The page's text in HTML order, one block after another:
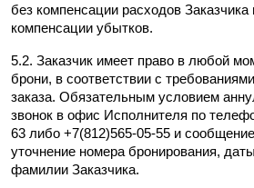
без компенсации расходов Заказчика
компенсации убытков.
5.2. Заказчик имеет право в любой
брони, в соответствии с
заказа. Обязательным условием
звонок в офис Исполнителя по
63 либо +7(812)565-05-55 и
уточнение номера бронирования,
фамилии Заказчика.